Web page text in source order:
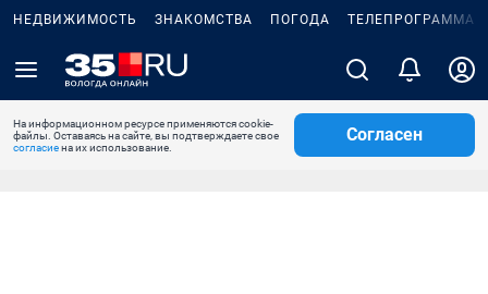
НЕДВИЖИМОСТЬ ЗНАКОМСТВА ПОГОДА ТЕЛЕПРОГРАММА
На информационном ресурсе применяются cookie-
файлы. Оставаясь на сайте, вы подтверждаете свое
согласиена их использование.
Согласен